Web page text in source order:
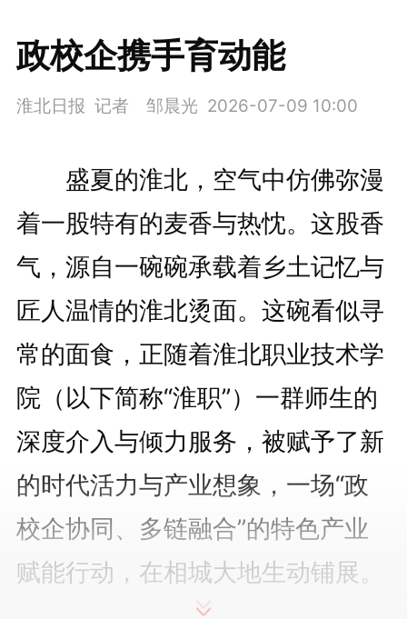
政校企携手育动能
淮北日报 记者 邹晨光 2026-07-09 10:00
盛夏的淮北，空气中仿佛弥漫
着一股特有的麦香与热忱。这股香
气，源自一碗碗承载着乡土记忆与
匠人温情的淮北烫面。这碗看似寻
常的面食，正随着淮北职业技术学
院（以下简称“淮职”）一群师生的
深度介入与倾力服务，被赋予了新
的时代活力与产业想象，一场“政
校企协同、多链融合”的特色产业
赋能行动，在相城大地生动铺展。